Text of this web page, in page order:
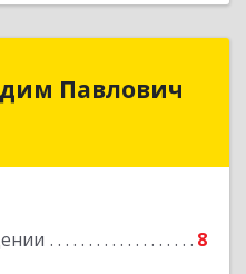
Павлович
8
Павлович
Респ, Белорецк г,